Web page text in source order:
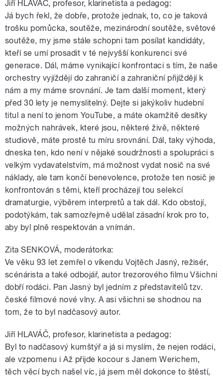
Jiří HLAVÁČ, profesor, klarinetista a pedagog:
Já bych řekl, že dobře, protože jednak, to, co je taková
trošku pomůcka, soutěže, mezinárodní soutěže, světové
soutěže, my jsme stále schopni tam posílat kandidáty,
kteří se umí prosadit v té nejvyšší konkurenci své
generace. Dál, máme vynikající konfrontaci s tím, že naše
orchestry vyjíždějí do zahraničí a zahraniční přijíždějí k
nám a my máme srovnání. Je tam další moment, který
před 30 lety je nemyslitelný. Dejte si jakýkoliv hudební
titul a není to jenom YouTube, a máte okamžitě desítky
možných nahrávek, které jsou, některé živě, některé
studiově, máte prostě tu míru srovnání. Dál, taky výhoda,
dneska ten, kdo není v nějaké soudržnosti a spolupráci s
velkým vydavatelstvím, má možnost vydat nosič na své
náklady, ale tam končí benevolence, protože ten nosič je
konfrontován s těmi, kteří procházejí tou selekcí
dramaturgie, výběrem interpretů a tak dál. Kdo obstojí,
podotýkám, tak samozřejmě udělal zásadní krok pro to,
aby byl plně respektován a vnímán.
Zita SENKOVÁ, moderátorka:
Ve věku 93 let zemřel o víkendu Vojtěch Jasný, režisér,
scénárista a také odbojář, autor trezorového filmu Všichni
dobří rodáci. Pan Jasný byl jedním z představitelů tzv.
české filmové nové vlny. A asi všichni se shodnou na
tom, že to byl nadčasový autor.
Jiří HLAVÁČ, profesor, klarinetista a pedagog:
Byl to nadčasový kumštýř a já si myslím, že nejen rodáci,
ale vzpomenu i Až přijde kocour s Janem Werichem,
těch věcí bych našel víc, já jsem měl dokonce to štěstí,